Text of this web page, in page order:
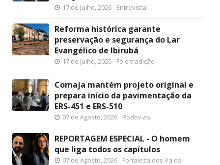
17 de Julho, 2026 Entrevista
Reforma histórica garante
preservação e segurança do Lar
Evangélico de Ibirubá
17 de Julho, 2026 Fé e tradição
Comaja mantém projeto original e
prepara início da pavimentação da
ERS-451 e ERS-510
07 de Agosto, 2026 Rodovias
REPORTAGEM ESPECIAL - O homem
que liga todos os capítulos
07 de Agosto, 2026 Fortaleza dos Valos